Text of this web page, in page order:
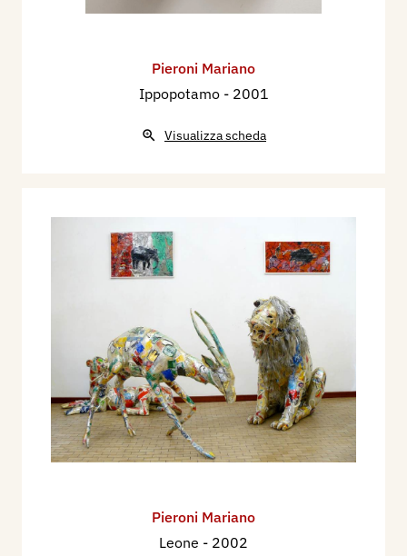
Pieroni Mariano
Ippopotamo - 2001
Visualizza scheda
Pieroni Mariano
Leone - 2002